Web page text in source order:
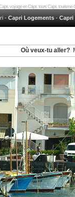
voyage en Capri, tours Capri,
- Capri Logements - Capri
Où veux-tu aller?